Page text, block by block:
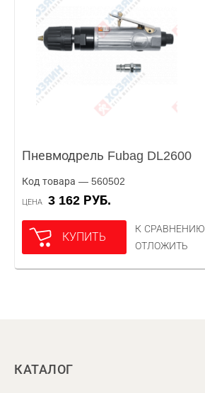
Пневмодрель Fubag DL2600
Код товара — 560502
ЦЕНА 3 162 РУБ.
КУПИТЬ
К СРАВНЕНИЮ
ОТЛОЖИТЬ
КАТАЛОГ